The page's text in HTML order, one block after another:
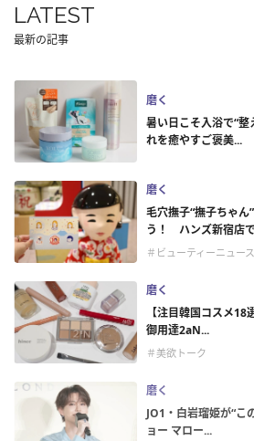
LATEST
最新の記事
磨く
暑い日こそ入浴で“
れを癒やすご褒美...
磨く
毛穴撫子“撫子ちゃん
う！ ハンズ新宿店
＃ビューティーニュース
磨く
【注目韓国コスメ
御用達2aN...
＃美欲トーク
磨く
JO1・白岩瑠姫が“
ョー マロー...